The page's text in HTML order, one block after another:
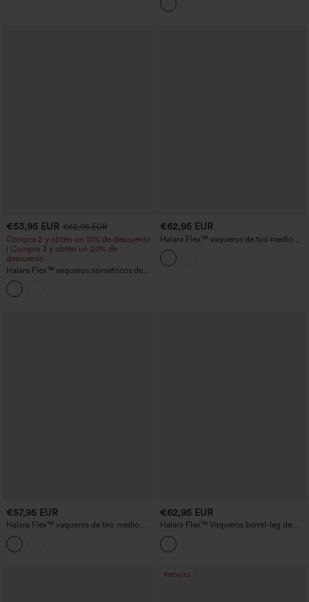
€53,95 EUR €62,95 EUR
Compra 2 y obtén un 10% de descuento
| Compra 3 y obtén un 20% de
descuento
Halara Flex™ vaqueros asimétricos de
tiro bajo, estilo baggy, lavados y
casuales con bolsillos
€62,95 EUR
Halara Flex™ vaqueros de tiro medio
con dobladillo enrollado, pernera tipo
barril de estilo casual y bolsillos
€57,95 EUR
Halara Flex™ vaqueros de tiro medio
con pernera tipo barril, lavados y de
corte relajado, con bolsillos
€62,95 EUR
Halara Flex™ Vaqueros barrel-leg de
talle alto, lavados y de corte holgado
con bolsillos
Rebajas